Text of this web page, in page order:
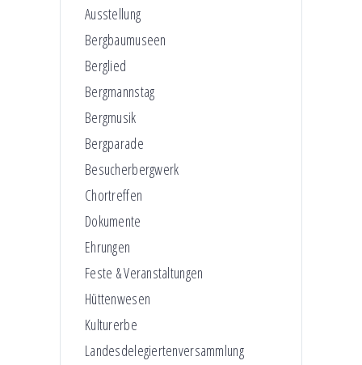
Ausstellung
Bergbaumuseen
Berglied
Bergmannstag
Bergmusik
Bergparade
Besucherbergwerk
Chortreffen
Dokumente
Ehrungen
Feste & Veranstaltungen
Hüttenwesen
Kulturerbe
Landesdelegiertenversammlung